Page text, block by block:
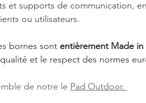
et supports de communication,
ou utilisateurs.
bornes sont entièrement Made in
et le respect des normes
de notre le Pad Outdoor.